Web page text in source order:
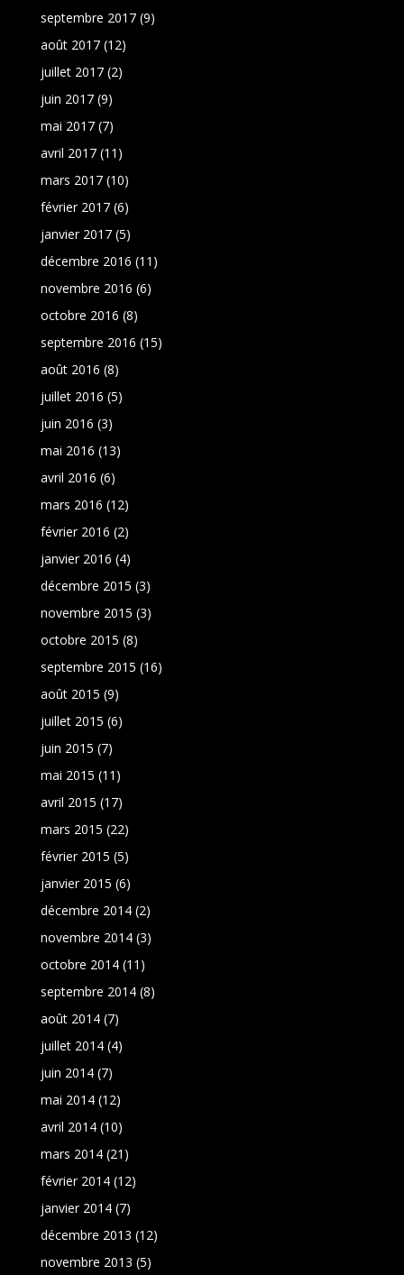
septembre 2017(9)
août 2017(12)
juillet 2017(2)
juin 2017(9)
mai 2017(7)
avril 2017(11)
mars 2017(10)
février 2017(6)
janvier 2017(5)
décembre 2016 (11)
novembre 2016 (6)
octobre 2016 (8)
septembre 2016 (15)
août 2016 (8)
juillet 2016 (5)
juin 2016 (3)
mai 2016 (13)
avril 2016 (6)
mars 2016 (12)
février 2016 (2)
janvier 2016 (4)
décembre 2015 (3)
novembre 2015 (3)
octobre 2015 (8)
septembre 2015 (16)
août 2015 (9)
juillet 2015 (6)
juin 2015 (7)
mai 2015 (11)
avril 2015 (17)
mars 2015 (22)
février 2015 (5)
janvier 2015 (6)
décembre 2014(2)
novembre 2014(3)
octobre 2014(11)
septembre 2014(8)
août 2014(7)
juillet 2014(4)
juin 2014(7)
mai 2014(12)
avril 2014(10)
mars 2014(21)
février 2014(12)
janvier 2014(7)
décembre 2013 (12)
novembre 2013 (5)